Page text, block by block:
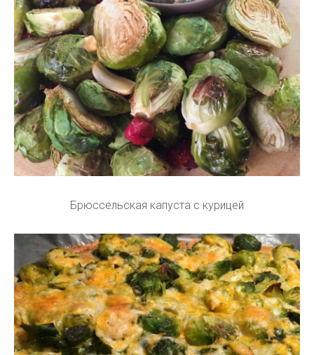
Брюссельская капуста с курицей